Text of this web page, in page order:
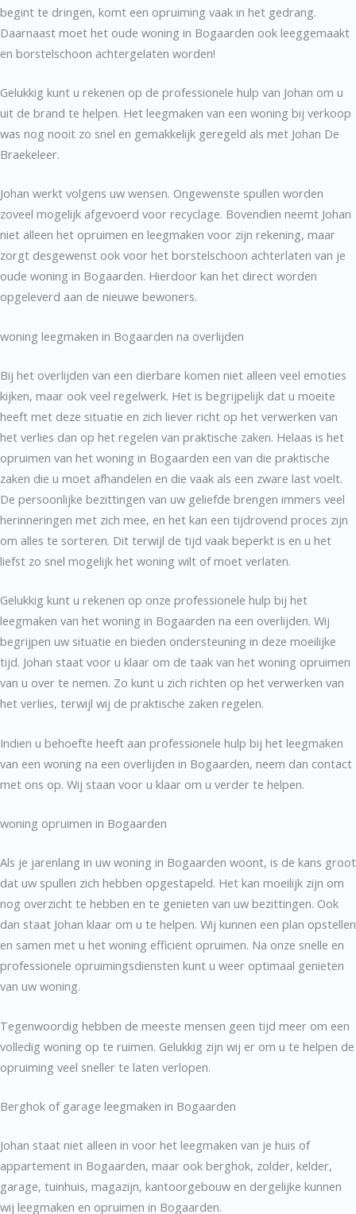
begint te dringen, komt een opruiming vaak in het gedrang.
Daarnaast moet het oude woning in Bogaarden ook leeggemaakt
en borstelschoon achtergelaten worden!
Gelukkig kunt u rekenen op de professionele hulp van Johan om u
uit de brand te helpen. Het leegmaken van een woning bij verkoop
was nog nooit zo snel en gemakkelijk geregeld als met Johan De
Braekeleer.
Johan werkt volgens uw wensen. Ongewenste spullen worden
zoveel mogelijk afgevoerd voor recyclage. Bovendien neemt Johan
niet alleen het opruimen en leegmaken voor zijn rekening, maar
zorgt desgewenst ook voor het borstelschoon achterlaten van je
oude woning in Bogaarden. Hierdoor kan het direct worden
opgeleverd aan de nieuwe bewoners.
woning leegmaken in Bogaarden na overlijden
Bij het overlijden van een dierbare komen niet alleen veel emoties
kijken, maar ook veel regelwerk. Het is begrijpelijk dat u moeite
heeft met deze situatie en zich liever richt op het verwerken van
het verlies dan op het regelen van praktische zaken. Helaas is het
opruimen van het woning in Bogaarden een van die praktische
zaken die u moet afhandelen en die vaak als een zware last voelt.
De persoonlijke bezittingen van uw geliefde brengen immers veel
herinneringen met zich mee, en het kan een tijdrovend proces zijn
om alles te sorteren. Dit terwijl de tijd vaak beperkt is en u het
liefst zo snel mogelijk het woning wilt of moet verlaten.
Gelukkig kunt u rekenen op onze professionele hulp bij het
leegmaken van het woning in Bogaarden na een overlijden. Wij
begrijpen uw situatie en bieden ondersteuning in deze moeilijke
tijd. Johan staat voor u klaar om de taak van het woning opruimen
van u over te nemen. Zo kunt u zich richten op het verwerken van
het verlies, terwijl wij de praktische zaken regelen.
Indien u behoefte heeft aan professionele hulp bij het leegmaken
van een woning na een overlijden in Bogaarden, neem dan contact
met ons op. Wij staan voor u klaar om u verder te helpen.
woning opruimen in Bogaarden
Als je jarenlang in uw woning in Bogaarden woont, is de kans groot
dat uw spullen zich hebben opgestapeld. Het kan moeilijk zijn om
nog overzicht te hebben en te genieten van uw bezittingen. Ook
dan staat Johan klaar om u te helpen. Wij kunnen een plan opstellen
en samen met u het woning efficiënt opruimen. Na onze snelle en
professionele opruimingsdiensten kunt u weer optimaal genieten
van uw woning.
Tegenwoordig hebben de meeste mensen geen tijd meer om een
volledig woning op te ruimen. Gelukkig zijn wij er om u te helpen de
opruiming veel sneller te laten verlopen.
Berghok of garage leegmaken in Bogaarden
Johan staat niet alleen in voor het leegmaken van je huis of
appartement in Bogaarden, maar ook berghok, zolder, kelder,
garage, tuinhuis, magazijn, kantoorgebouw en dergelijke kunnen
wij leegmaken en opruimen in Bogaarden.